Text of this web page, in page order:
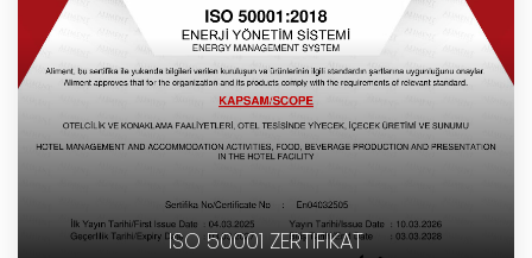
ISO 50001 ZERTIFIKAT